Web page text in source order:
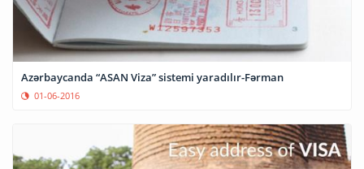
Azərbaycanda “ASAN Viza” sistemi yaradılır-Fərman
01-06-2016